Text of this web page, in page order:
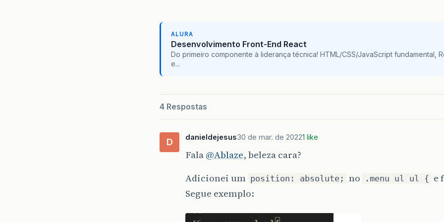
menu :hover
}
padding: 0px ;
}
.menu ul ul{
ALURA
Desenvolvimento Front-End React
Do primeiro componente à liderança técnica! HTML/CSS/JavaScript fundamental,
e...
4 Respostas
D danieldejesus30 de mar. de 20221 like
Fala@Ablaze, beleza cara?
Adicionei um position: absolute; no .menu ul ul { e
Segue exemplo: